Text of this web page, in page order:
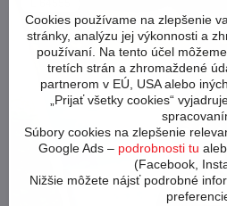
Cookies používame na zlepšenie
stránky, analýzu jej výkonnosti a
používaní. Na tento účel
tretích strán a zhromaždené
partnerom v EÚ, USA alebo
„Prijať všetky cookies“
Súbory cookies na zlepšenie
Google Ads – podrobnosti tu
(Facebook,
Nižšie môžete nájsť podrobné